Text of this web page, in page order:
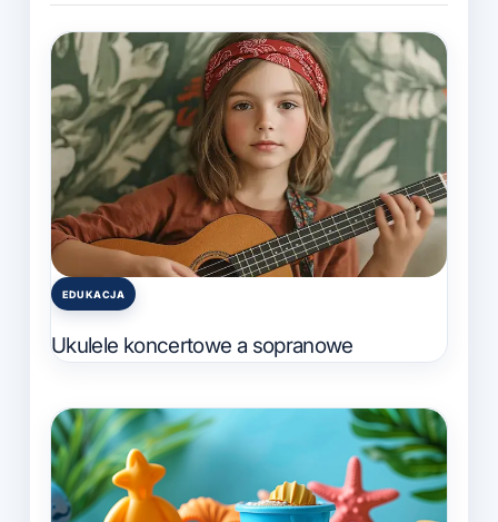
Posted
EDUKACJA
Ukulele koncertowe a sopranowe